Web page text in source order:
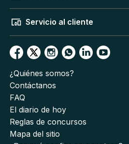
Servicio al cliente
¿Quiénes somos?
Contáctanos
FAQ
El diario de hoy
Reglas de concursos
Mapa del sitio